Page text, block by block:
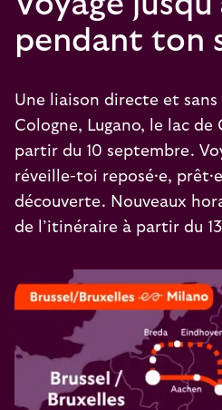
pendant ton
Une liaison directe et
Cologne, Lugano, le lac
partir du 10 septembre.
réveille-toi reposé·e,
découverte. Nouveaux
de l’itinéraire à partir du